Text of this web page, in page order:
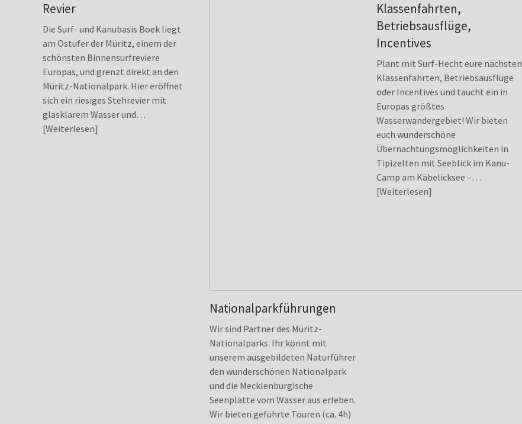
Revier
Die Surf- und Kanubasis Boek liegt
am Ostufer der Müritz, einem der
schönsten Binnensurfreviere
Europas, und grenzt direkt an den
Müritz-Nationalpark. Hier eröffnet
sich ein riesiges Stehrevier mit
glasklarem Wasser und…
Weiterlesen
Nationalparkführungen
Wir sind Partner des Müritz-
Nationalparks. Ihr könnt mit
unserem ausgebildeten Naturführer
den wunderschönen Nationalpark
und die Mecklenburgische
Seenplatte vom Wasser aus erleben.
Wir bieten geführte Touren (ca. 4h)
Klassenfahrten,
Betriebsausflüge,
Incentives
Plant mit Surf-Hecht eure nächsten
Klassenfahrten, Betriebsausflüge
oder Incentives und taucht ein in
Europas größtes
Wasserwandergebiet! Wir bieten
euch wunderschöne
Übernachtungsmöglichkeiten in
Tipizelten mit Seeblick im Kanu-
Camp am Käbelicksee –…
Weiterlesen